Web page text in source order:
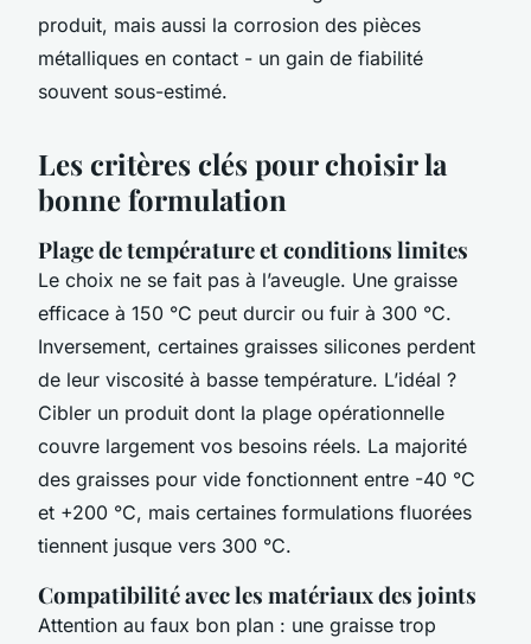
produit, mais aussi la corrosion des pièces
métalliques en contact - un gain de fiabilité
souvent sous-estimé.
Les critères clés pour choisir la
bonne formulation
Plage de température et conditions limites
Le choix ne se fait pas à l’aveugle. Une graisse
efficace à 150 °C peut durcir ou fuir à 300 °C.
Inversement, certaines graisses silicones perdent
de leur viscosité à basse température. L’idéal ?
Cibler un produit dont la plage opérationnelle
couvre largement vos besoins réels. La majorité
des graisses pour vide fonctionnent entre -40 °C
et +200 °C, mais certaines formulations fluorées
tiennent jusque vers 300 °C.
Compatibilité avec les matériaux des joints
Attention au faux bon plan : une graisse trop